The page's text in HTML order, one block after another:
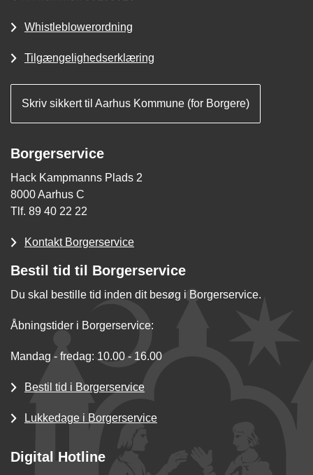
Whistleblowerordning
Tilgængelighedserklæring
Skriv sikkert til Aarhus Kommune (for Borgere)
Borgerservice
Hack Kampmanns Plads 2
8000 Aarhus C
Tlf. 89 40 22 22
Kontakt Borgerservice
Bestil tid til Borgerservice
Du skal bestille tid inden dit besøg i Borgerservice.
Åbningstider i Borgerservice:
Mandag - fredag: 10.00 - 16.00
Bestil tid i Borgerservice
Lukkedage i Borgerservice
Digital Hotline